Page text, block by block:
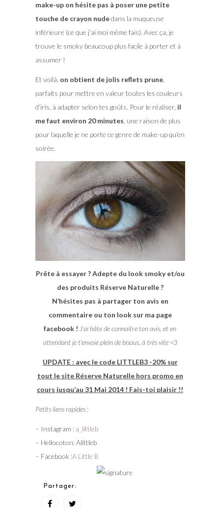
make-up on hésite pas à poser une petite
touche de crayon nudedans la muqueuse
inférieure (ce que j’ai moi même fais). Avec ça, je
trouve le smoky beaucoup plus facile à porter et à
assumer !
Et voilà, on obtient de jolis reflets prune,
parfaits pour mettre en valeur toutes les couleurs
d’iris, à adapter selon tes goûts. Pour le réaliser, il
me faut environ 20 minutes , une raison de plus
pour laquelle je ne porte ce genre de make-up qu’en
soirée.
Prête à essayer ? Adepte du look smoky et/ou
des produits Réserve Naturelle ?
N’hésites pas à partager ton avis en
commentaire ou ton look sur ma page
facebook ! J’ai hâte de connaitre ton avis, et en
attendant je t’envoie plein de bisous, à très vite <3
UPDATE : avec le code LITTLEB3 -20% sur
tout le site Réserve Naturelle hors promo en
cours jusqu’au 31 Mai 2014 ! Fais-toi plaisir !!
Petits liens rapides :
– Instagram : a_littleb
– Hellocoton: Alittleb
– Facebook :A Little B
Partager: